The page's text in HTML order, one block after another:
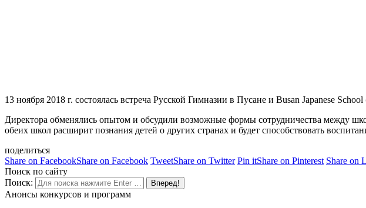
13 ноября 2018 г. состоялась встреча Русской Гимназии в Пусане и Busan Japanese
Директора обменялись опытом и обсудили возможные формы сотрудничества между
обеих школ расширит познания детей о других странах и будет способствовать
поделиться
Share on FacebookShare on Facebook TweetShare on Twitter Pin itShare on Pinterest Share on
Поиск по сайту
Поиск:
Анонсы конкурсов и программ